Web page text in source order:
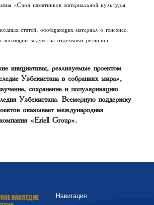
«Свод памятников материальной культуры
статей, обобщающих материал о генезисе,
эволюции зодчества отдельных регионов
инициативы, реализуемые проектом
Узбекистана в собраниях мира»,
сохранение и популяризацию
Узбекистана. Всемерную поддержку
оказывает международная
компания «Eriell Group».
Навигация